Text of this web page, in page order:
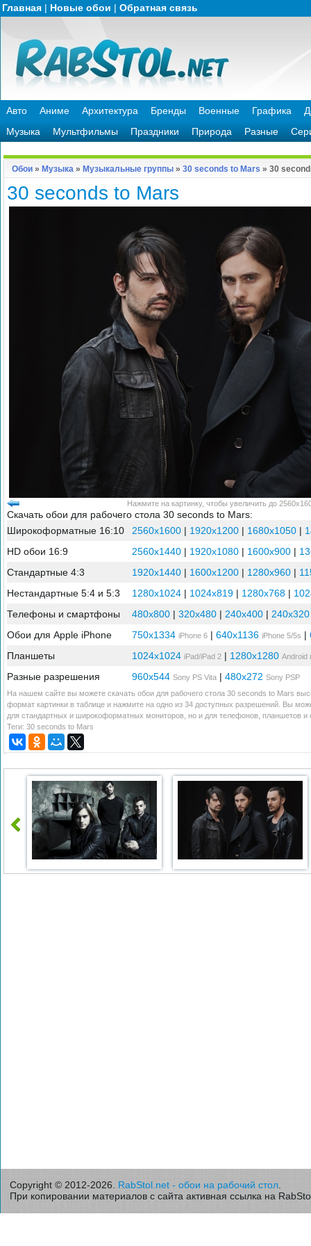
Главная | Новые обои | Обратная связь
Авто Аниме Архитектура Бренды Военные Графика
Музыка
Мультфильмы Праздники Природа Разные
Обои » Музыка » Музыкальные группы » 30 seconds to Mars » 30
30 seconds to Mars
Нажмите на картинку, чтобы увеличить до
Скачать обои для рабочего стола 30 seconds to Mars:
Широкоформатные 16:10
2560x1600 | 1920x1200 | 1680x1050 |
HD обои 16:9
2560x1440 | 1920x1080 | 1600x900 |
Стандартные 4:3
1920x1440 | 1600x1200 | 1280x960 |
Нестандартные 5:4 и 5:3
1280x1024 | 1024x819 | 1280x768 |
Телефоны и смартфоны
480x800 | 320x480 | 240x400 | 240x320
Обои для Apple iPhone
750x1334 iPhone 6 | 640x1136 iPhone 5/5s |
Планшеты
1024x1024 iPad/iPad 2 | 1280x1280 Android
Разные разрешения 960x544 Sony PS Vita | 480x272 Sony PSP
На нашем сайте вы можете скачать обои для рабочего стола 30 seconds to Mars
формат картинки в таблице и нажмите на одно из 34 доступных разрешений. Вы
для стандартных и широкоформатных мониторов, но и для телефонов, планшетов и
Теги: 30 seconds to Mars
Copyright © 2012-2026. RabStol.net - обои на рабочий стол
При копировании материалов с сайта активная ссылка на